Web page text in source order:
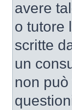
avere
o tutore
scritte
un
non